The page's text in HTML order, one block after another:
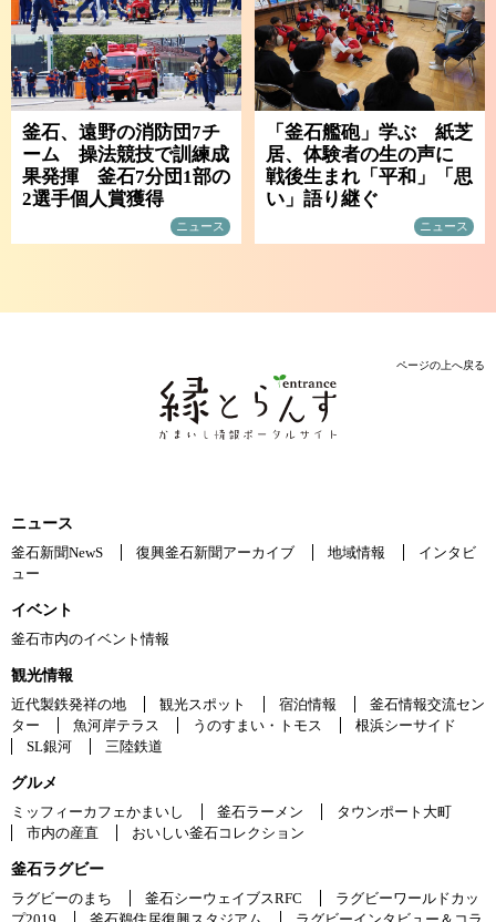
釜石、遠野の消防団7チ
ーム 操法競技で訓練成
果発揮 釜石7分団1部の
2選手個人賞獲得
ニュース
「釜石艦砲」学ぶ 紙芝
居、体験者の生の声に
戦後生まれ「平和」「思
い」語り継ぐ
ニュース
ページの上へ戻る
ニュース
釜石新聞NewS
復興釜石新聞アーカイブ 地域情報
インタビ
ュー
イベント
釜石市内のイベント情報
観光情報
近代製鉄発祥の地
観光スポット 宿泊情報
釜石情報交流セン
ター
魚河岸テラス うのすまい・トモス
根浜シーサイド
SL銀河
三陸鉄道
グルメ
ミッフィーカフェかまいし
釜石ラーメン
タウンポート大町
市内の産直
おいしい釜石コレクション
釜石ラグビー
ラグビーのまち
釜石シーウェイブスRFC
ラグビーワールドカッ